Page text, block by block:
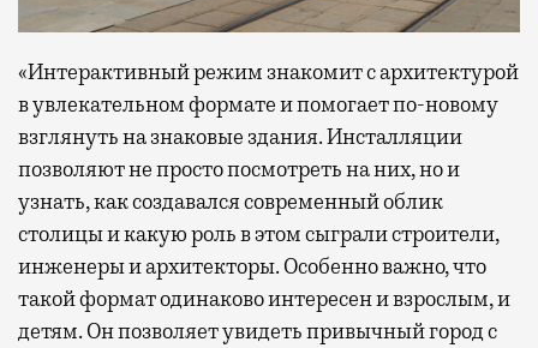
«Интерактивный режим знакомит с архитектурой
в увлекательном формате и помогает по-новому
взглянуть на знаковые здания. Инсталляции
позволяют не просто посмотреть на них, но и
узнать, как создавался современный облик
столицы и какую роль в этом сыграли строители,
инженеры и архитекторы. Особенно важно, что
такой формат одинаково интересен и взрослым, и
детям. Он позволяет увидеть привычный город с